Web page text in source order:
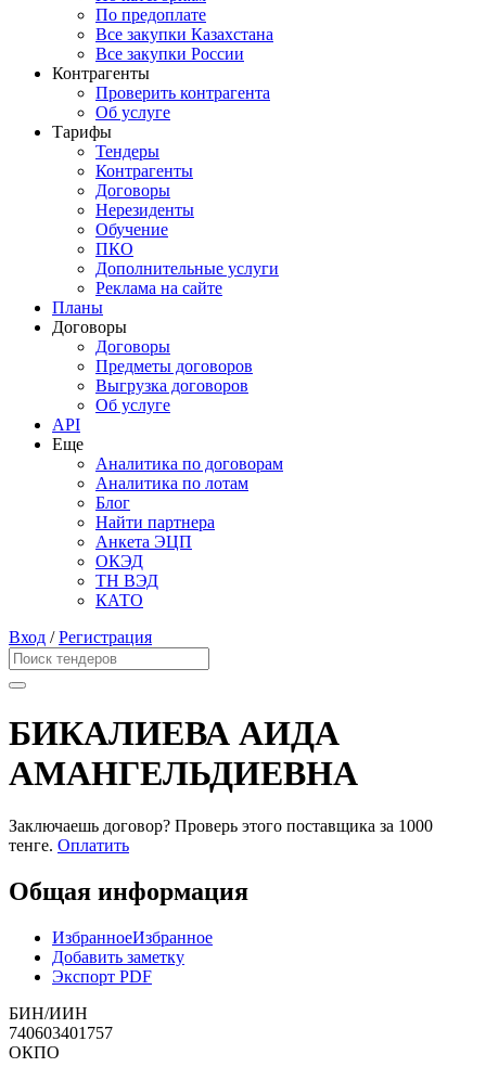
По предоплате
Все закупки Казахстана
Все закупки России
Контрагенты
Проверить контрагента
Об услуге
Тарифы
Тендеры
Контрагенты
Договоры
Нерезиденты
Обучение
ПКО
Дополнительные услуги
Реклама на сайте
Планы
Договоры
Договоры
Предметы договоров
Выгрузка договоров
Об услуге
API
Еще
Аналитика по договорам
Аналитика по лотам
Блог
Найти партнера
Анкета ЭЦП
ОКЭД
ТН ВЭД
КАТО
Вход /Регистрация
БИКАЛИЕВА АИДА
АМАНГЕЛЬДИЕВНА
Заключаешь договор? Проверь этого поставщика за 1000
тенге. Оплатить
Общая информация
ИзбранноеИзбранное
Добавить заметку
Экспорт PDF
БИН/ИИН
740603401757
ОКПО